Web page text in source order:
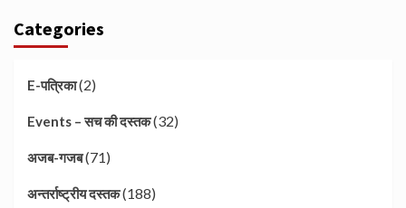
Categories
E-पत्रिका(2)
Events – सच की दस्तक(32)
अजब-गजब(71)
अन्तर्राष्ट्रीय दस्तक(188)